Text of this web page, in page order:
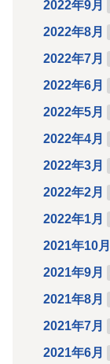
2022年9月
2022年8月
2022年7月
2022年6月
2022年5月
2022年4月
2022年3月
2022年2月
2022年1月
2021年10月
2021年9月
2021年8月
2021年7月
2021年6月